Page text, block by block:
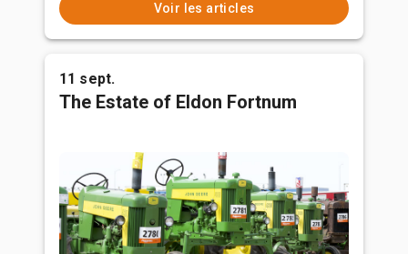
Voir les articles
11 sept.
The Estate of Eldon Fortnum